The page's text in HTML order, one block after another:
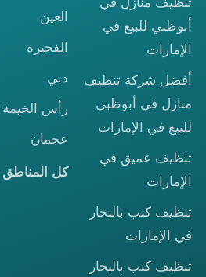
أبوظبي للبيع في
الإمارات
أفضل شركة تنظيف
منازل في أبوظبي
للبيع في الإمارات
تنظيف عميق في
الإمارات
تنظيف كنب بالبخار
في الإمارات
تنظيف كنب بالبخار
العين
الفجيرة
دبي
رأس الخيمة
عجمان
كل